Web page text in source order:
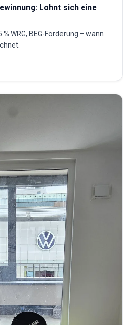
Lohnt sich eine
WRG, BEG-Förderung – wann